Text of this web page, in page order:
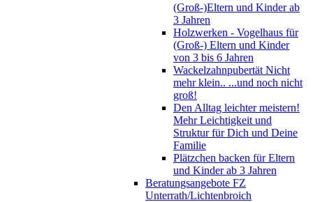
(Groß-)Eltern und Kinder ab
3 Jahren
Holzwerken - Vogelhaus für
(Groß-) Eltern und Kinder
von 3 bis 6 Jahren
Wackelzahnpubertät Nicht
mehr klein.. ...und noch nicht
groß!
Den Alltag leichter meistern!
Mehr Leichtigkeit und
Struktur für Dich und Deine
Familie
Plätzchen backen für Eltern
und Kinder ab 3 Jahren
Beratungsangebote FZ
Unterrath/Lichtenbroich